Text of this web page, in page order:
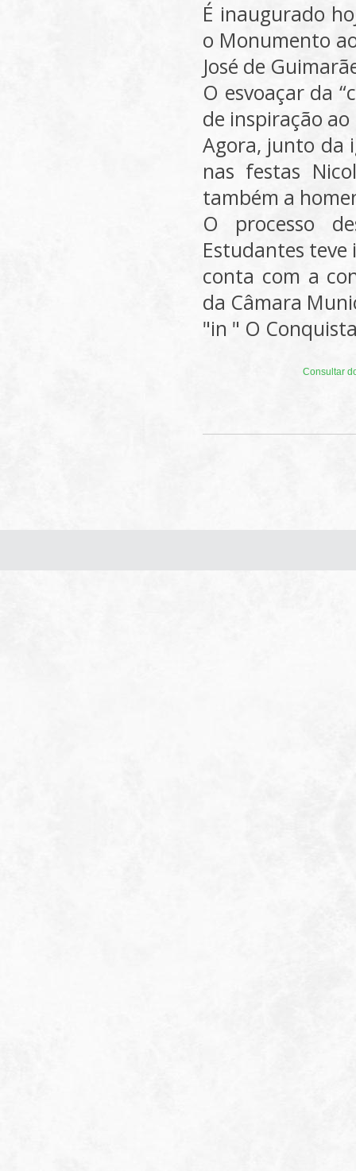
É inaugurado
o Monumento
José de
O esvoaçar da
de inspiração
Agora, junto da
nas festas
também a
O processo
Estudantes teve
conta com a
da Câmara
"in " O
Consultar